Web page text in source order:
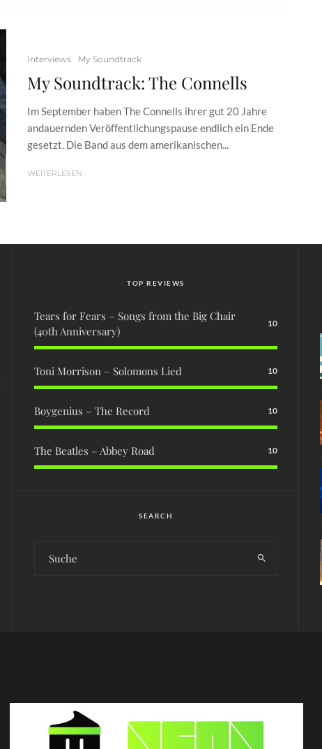
Interviews My Soundtrack
My Soundtrack: The Connells
Im September haben The Connells ihrer gut 20 Jahre
andauernden Veröffentlichungspause endlich ein Ende
gesetzt. Die Band aus dem amerikanischen...
WEITERLESEN
TOP REVIEWS
Tears for Fears – Songs from the Big Chair
(40th Anniversary)
10
Toni Morrison – Solomons Lied 10
Boygenius – The Record 10
The Beatles – Abbey Road 10
SEARCH